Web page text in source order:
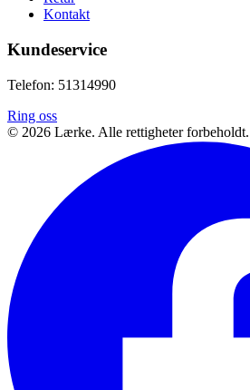
Kontakt
Kundeservice
Telefon: 51314990
Ring oss
© 2026 Lærke. Alle rettigheter forbeholdt.